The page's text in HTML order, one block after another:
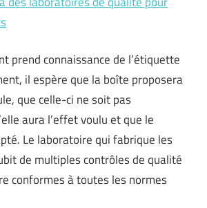
prend connaissance de l’étiquette
il espère que la boîte proposera
que celle-ci ne soit pas
aura l’effet voulu et que le
Le laboratoire qui fabrique les
de multiples contrôles de qualité
conformes à toutes les normes